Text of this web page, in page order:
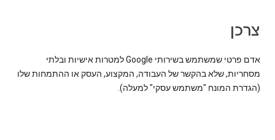
צרכן
אדם פרטי שמשתמש בשירותי Google למטרות אישיות ובלתי
מסחריות, שלא בהקשר של העבודה, המקצוע, העסק או ההתמחות שלו
(הגדרת המונח "משתמש עסקי" למעלה).